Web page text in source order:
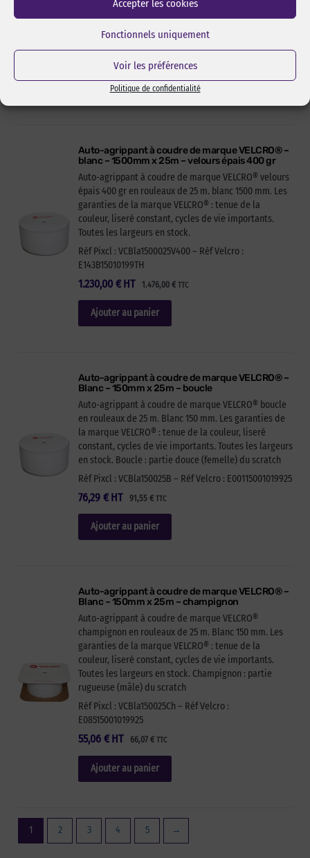
Accepter les cookies
Fonctionnels uniquement
Voir les préférences
Politique de confidentialité
Velours grande largeur. Blanc 1400 mm. Le velours est
la partie douce (femelle) du scratch.
Réf Pixcl : VCBla1400051Vf
Ajouter au panier
Auto-agrippant à coudre de marque VELCRO® –
blanc – 1500mm x 25m – velours épais 400 gr
Auto-agrippant à coudre de marque VELCRO® velours
épais 400 gr en rouleaux de 25 m. blanc 1500 mm. Les
garanties de la marque VELCRO® : tenue de la
couleur, liseré constant, cycles de vie importants.
Toutes les largeurs en stock.
Réf Pixcl : VCBla1500025V400 – Réf Velcro :
E143B15010199TH
1.230,00 € 1.476,00 €TTC
HT
Ajouter au panier
Auto-agrippant à coudre de marque VELCRO® –
Blanc – 150mm x 25m – boucle
Auto-agrippant à coudre de marque VELCRO® boucle
en rouleaux de 25 m. Blanc 150 mm. Les garanties de
la marque VELCRO® : tenue de la couleur, liseré
constant, cycles de vie importants. Toutes les largeurs
en stock. Boucle : partie douce (femelle) du scratch
Réf Pixcl : VCBla150025B – Réf Velcro : E00115001019925
76,29 € 91,55 €TTC
HT
Ajouter au panier
Auto-agrippant à coudre de marque VELCRO® –
Blanc – 150mm x 25m – champignon
Auto-agrippant à coudre de marque VELCRO®
champignon en rouleaux de 25 m. Blanc 150 mm. Les
garanties de la marque VELCRO® : tenue de la
couleur, liseré constant, cycles de vie importants.
Toutes les largeurs en stock. Champignon : partie
rugueuse (mâle) du scratch
Réf Pixcl : VCBla150025Ch – Réf Velcro :
E08515001019925
55,06 € 66,07 €TTC
HT
Ajouter au panier
1 2 3 4 5 →